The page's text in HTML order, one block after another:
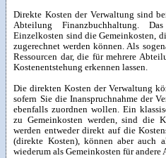
Direkte Kosten der Verwaltung sind
Abteilung Finanzbuchhaltung.
Einzelkosten sind die Gemeinkosten,
zugerechnet werden können. Als
Ressourcen dar, die für mehrere
Kostenentstehung erkennen lassen.
Die direkten Kosten der Verwaltung
sofern Sie die Inanspruchnahme der
ebenfalls zuordnen wollen. Ein
zu Gemeinkosten werden, sind die
werden entweder direkt auf die
(direkte Kosten), können aber auch
wiederum als Gemeinkosten für